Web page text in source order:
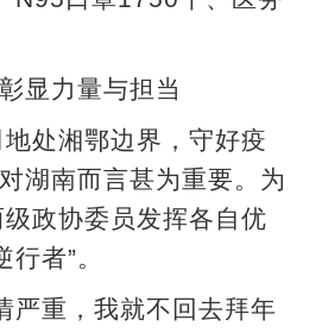
显力量与担当
湘鄂边界，守好疫
湖南而言甚为重要。为
政协委员发挥各自优
者”。
重，我就不回去拜年